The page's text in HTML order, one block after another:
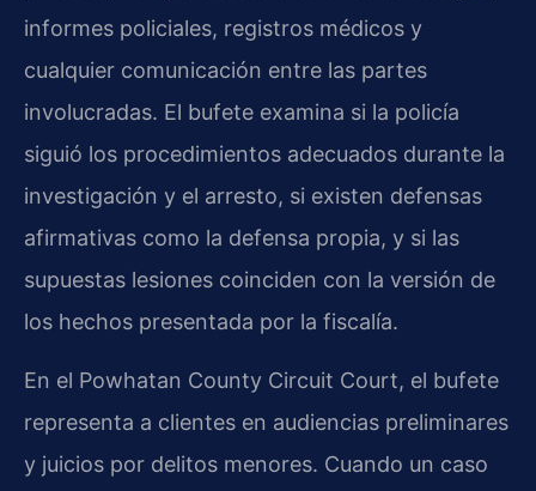
informes policiales, registros médicos y
cualquier comunicación entre las partes
involucradas. El bufete examina si la policía
siguió los procedimientos adecuados durante la
investigación y el arresto, si existen defensas
afirmativas como la defensa propia, y si las
supuestas lesiones coinciden con la versión de
los hechos presentada por la fiscalía.
En el Powhatan County Circuit Court, el bufete
representa a clientes en audiencias preliminares
y juicios por delitos menores. Cuando un caso